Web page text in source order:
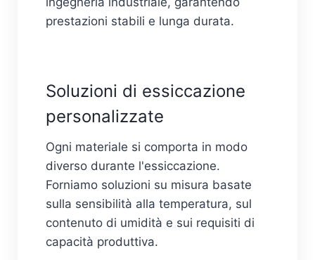
prestazioni stabili e lunga durata.
Soluzioni di essiccazione
personalizzate
Ogni materiale si comporta in modo
diverso durante l'essiccazione.
Forniamo soluzioni su misura basate
sulla sensibilità alla temperatura, sul
contenuto di umidità e sui requisiti di
capacità produttiva.